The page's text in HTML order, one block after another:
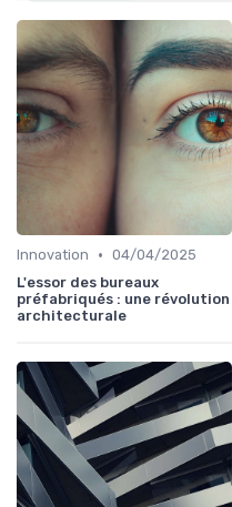
Innovation • 04/04/2025
L'essor des bureaux
préfabriqués : une révolution
architecturale